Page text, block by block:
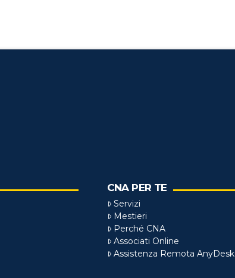
CNA PER TE
Servizi
Mestieri
Perché CNA
Associati Online
Assistenza Remota AnyDesk